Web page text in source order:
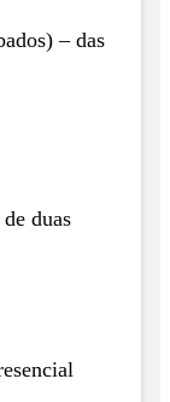
– das
duas